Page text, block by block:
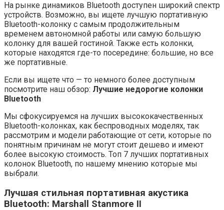
На рынке динамиков Bluetooth доступен широкий спектр
устройств. Возможно, вы ищете лучшую портативную
Bluetooth-колонку с самым продолжительным
временем автономной работы или самую большую
колонку для вашей гостиной. Также есть колонки,
которые находятся где-то посередине: большие, но все
же портативные.
Если вы ищете что — то немного более доступным
посмотрите наш обзор: Лучшие недорогие колонки
Bluetooth
Мы сфокусируемся на лучших высококачественных
Bluetooth-колонках, как беспроводных моделях, так
рассмотрим и модели работающие от сети, которые по
понятным причинам не могут стоит дешево и имеют
более высокую стоимость. Топ 7 лучших портативных
колонок Bluetooth, по нашему мнению которые мы
выбрали.
Лучшая стильная портативная акустика
Bluetooth: Marshall Stanmore II